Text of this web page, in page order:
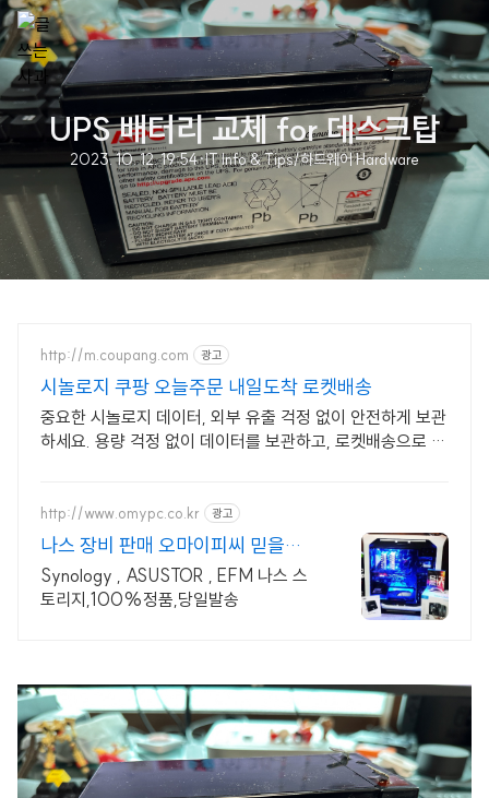
UPS 배터리 교체 for 데스크탑
2023. 10. 12. 19:54·IT Info & Tips/하드웨어 Hardware
http://m.coupang.com 광고
시놀로지 쿠팡 오늘주문 내일도착 로켓배송
중요한 시놀로지 데이터, 외부 유출 걱정 없이 안전하게 보관
하세요. 용량 걱정 없이 데이터를 보관하고, 로켓배송으로 빠
http://www.omypc.co.kr 광고
나스 장비 판매 오마이피씨 믿을수
있는 24년차 쇼핑몰
Synology , ASUSTOR , EFM 나스 스
토리지,100%정품,당일발송